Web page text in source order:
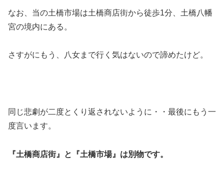
なお、当の土橋市場は土橋商店街から徒歩1分、土橋八幡
宮の境内にある。
さすがにもう、八女まで行く気はないので諦めたけど。
同じ悲劇が二度とくり返されないように・・最後にもう一
度言います。
『土橋商店街』と『土橋市場』は別物です。